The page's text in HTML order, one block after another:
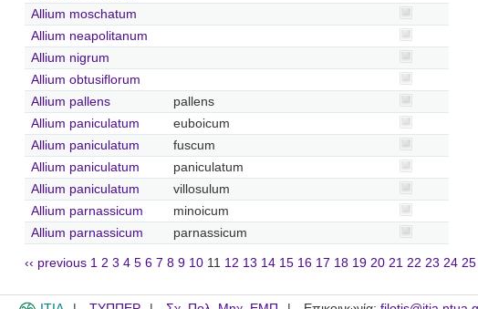
Allium moschatum
Allium neapolitanum
Allium nigrum
Allium obtusiflorum
Allium pallens
pallens
Allium paniculatum
euboicum
Allium paniculatum
fuscum
Allium paniculatum
paniculatum
Allium paniculatum
villosulum
Allium parnassicum
minoicum
Allium parnassicum
parnassicum
‹‹ previous 1 2 3 4 5 6 7 8 9 10 11 12 13 14 15 16 17 18 19 20 21 22 23 24 25